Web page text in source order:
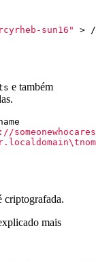
sun16"
e também
criptografada.
mais